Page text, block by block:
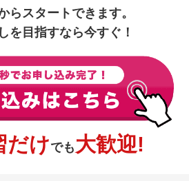
らスタートできます。
を目指すなら今すぐ！
だけでも 大歓迎!